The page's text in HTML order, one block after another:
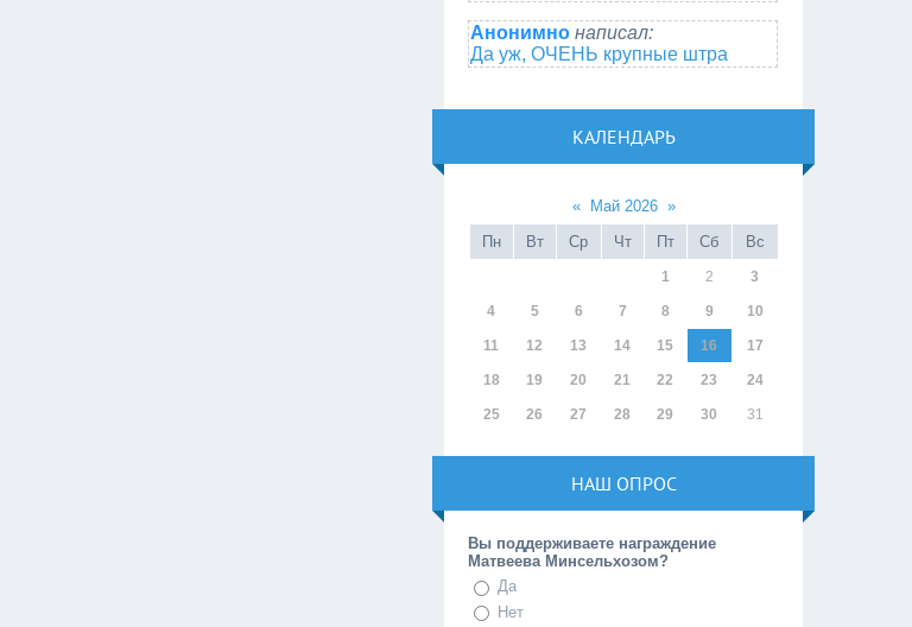
Анонимно написал:
Да уж, ОЧЕНЬ крупные штра
КАЛЕНДАРЬ
« Май 2026 »
Пн
Вт Ср Чт Пт Сб Вс
1 2 3
4 5 6 7 8 9 10
11 12 13 14 15 16 17
18 19 20 21 22 23 24
25 26 27 28 29 30 31
НАШ ОПРОС
Вы поддерживаете награждение
Матвеева Минсельхозом?
Да
Нет